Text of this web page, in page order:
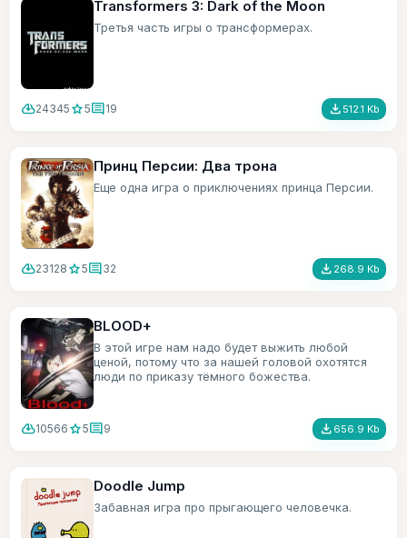
Transformers 3: Dark of the Moon
Третья часть игры о трансформерах.
cloud_download24345 star5comment19 file_download 512.1 Kb
Принц Персии: Два трона
Еще одна игра о приключениях принца Персии.
cloud_download23128 star5comment32 file_download 268.9 Kb
BLOOD+
В этой игре нам надо будет выжить любой
ценой, потому что за нашей головой охотятся
люди по приказу тёмного божества.
cloud_download10566 star5comment9 file_download 656.9 Kb
Doodle Jump
Забавная игра про прыгающего человечка.